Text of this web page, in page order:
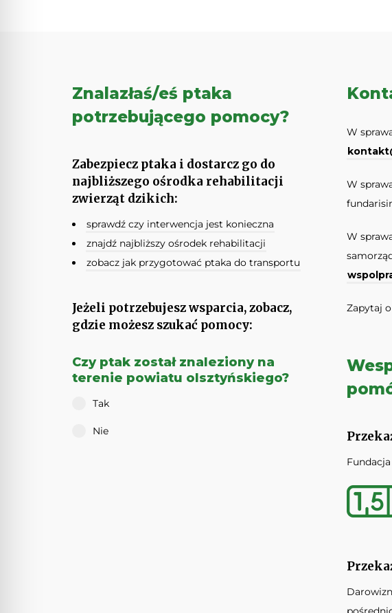
Znalazłaś/eś ptaka
potrzebującego pomocy?
Zabezpiecz ptaka i dostarcz go do
najbliższego ośrodka rehabilitacji
zwierząt dzikich:
sprawdź czy interwencja jest konieczna
znajdź najbliższy ośrodek rehabilitacji
zobacz jak przygotować ptaka do transportu
Jeżeli potrzebujesz wsparcia, zobacz,
gdzie możesz szukać pomocy:
Czy ptak został znaleziony na
terenie powiatu olsztyńskiego?
Tak
Nie
W
W
W
Zapytaj